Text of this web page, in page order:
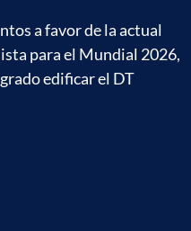
a favor de la actual
para el Mundial 2026,
edificar el DT